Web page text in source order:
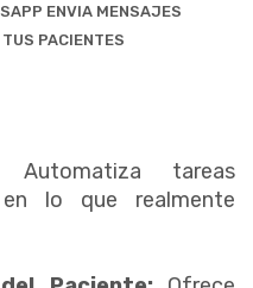
ENVIA MENSAJES
PACIENTES
tareas
lo que realmente